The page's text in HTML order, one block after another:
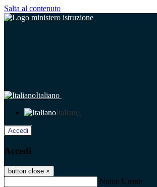
Salta al contenuto
Italiano
Italiano
Accedi
Accedi
button close ×
Nome Utente